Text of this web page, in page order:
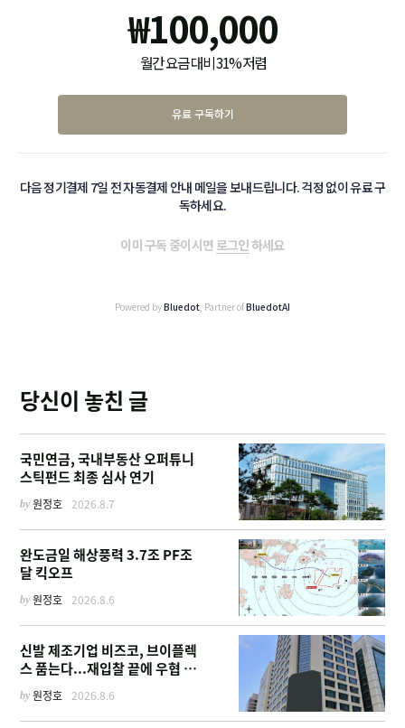
₩100,000
월간 요금 대비 31% 저렴
유료 구독하기
다음 정기결제 7일 전 자동결제 안내 메일을 보내드립니다. 걱정 없이 유료 구
독하세요.
이미 구독 중이시면 로그인하세요
Powered byBluedot, Partner ofBluedotAI
당신이 놓친 글
국민연금, 국내부동산 오퍼튜니
스틱펀드 최종 심사 연기
by원정호 2026.8.7
완도금일 해상풍력 3.7조 PF조
달 킥오프
by원정호 2026.8.6
신발 제조기업 비즈코, 브이플렉
스 품는다...재입찰 끝에 우협 선
by원정호 2026.8.6